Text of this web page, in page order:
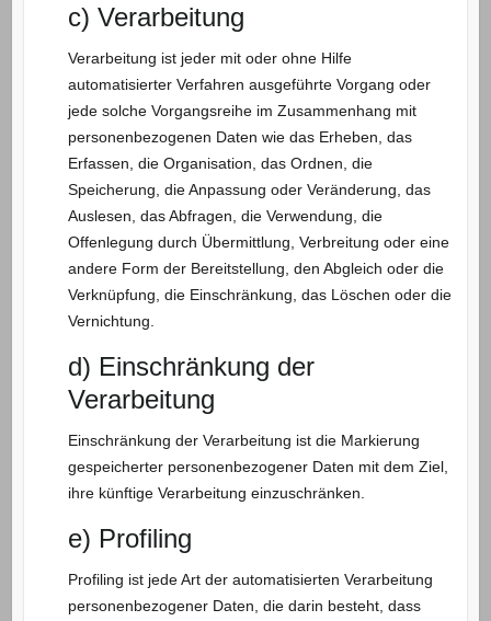
c) Verarbeitung
Verarbeitung ist jeder mit oder ohne Hilfe
automatisierter Verfahren ausgeführte Vorgang oder
jede solche Vorgangsreihe im Zusammenhang mit
personenbezogenen Daten wie das Erheben, das
Erfassen, die Organisation, das Ordnen, die
Speicherung, die Anpassung oder Veränderung, das
Auslesen, das Abfragen, die Verwendung, die
Offenlegung durch Übermittlung, Verbreitung oder eine
andere Form der Bereitstellung, den Abgleich oder die
Verknüpfung, die Einschränkung, das Löschen oder die
Vernichtung.
d) Einschränkung der
Verarbeitung
Einschränkung der Verarbeitung ist die Markierung
gespeicherter personenbezogener Daten mit dem Ziel,
ihre künftige Verarbeitung einzuschränken.
e) Profiling
Profiling ist jede Art der automatisierten Verarbeitung
personenbezogener Daten, die darin besteht, dass